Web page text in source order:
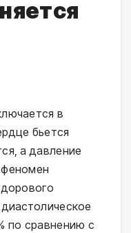
в
бьется
а давление
по сравнению с